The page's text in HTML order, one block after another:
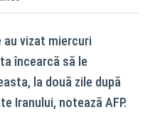
vizat miercuri
încearcă să le
la două zile după
Iranului, notează AFP.